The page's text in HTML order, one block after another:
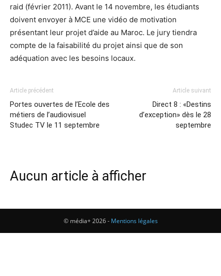
raid (février 2011). Avant le 14 novembre, les étudiants
doivent envoyer à MCE une vidéo de motivation
présentant leur projet d’aide au Maroc. Le jury tiendra
compte de la faisabilité du projet ainsi que de son
adéquation avec les besoins locaux.
Article précédent
Portes ouvertes de l’Ecole des
métiers de l’audiovisuel
Studec TV le 11 septembre
Article suivant
Direct 8 : «Destins
d’exception» dès le 28
septembre
Aucun article à afficher
© média+ 2026 - Mentions légales